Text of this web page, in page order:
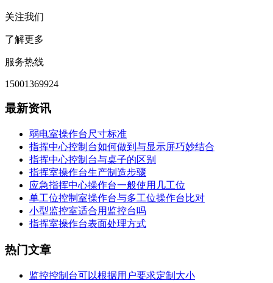
关注我们
了解更多
服务热线
15001369924
最新资讯
弱电室操作台尺寸标准
指挥中心控制台如何做到与显示屏巧妙结合
指挥中心控制台与桌子的区别
指挥室操作台生产制造步骤
应急指挥中心操作台一般使用几工位
单工位控制室操作台与多工位操作台比对
小型监控室适合用监控台吗
指挥室操作台表面处理方式
热门文章
监控控制台可以根据用户要求定制大小